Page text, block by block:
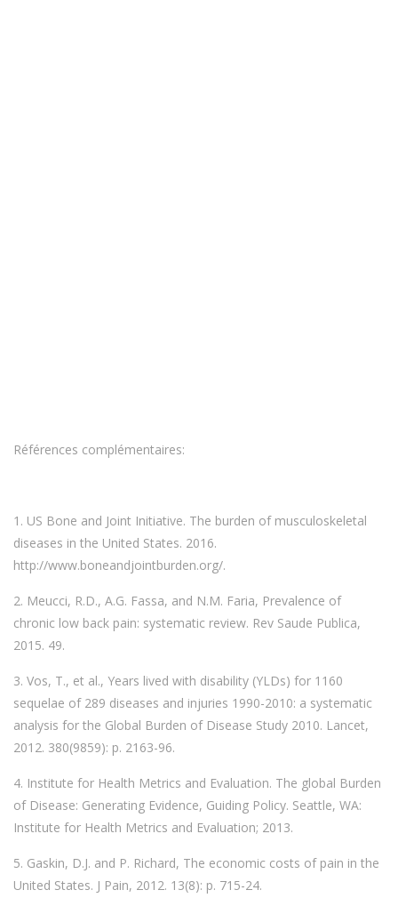
Références complémentaires:
1. US Bone and Joint Initiative. The burden of musculoskeletal
diseases in the United States. 2016.
http://www.boneandjointburden.org/.
2. Meucci, R.D., A.G. Fassa, and N.M. Faria, Prevalence of
chronic low back pain: systematic review. Rev Saude Publica,
2015. 49.
3. Vos, T., et al., Years lived with disability (YLDs) for 1160
sequelae of 289 diseases and injuries 1990-2010: a systematic
analysis for the Global Burden of Disease Study 2010. Lancet,
2012. 380(9859): p. 2163-96.
4. Institute for Health Metrics and Evaluation. The global Burden
of Disease: Generating Evidence, Guiding Policy. Seattle, WA:
Institute for Health Metrics and Evaluation; 2013.
5. Gaskin, D.J. and P. Richard, The economic costs of pain in the
United States. J Pain, 2012. 13(8): p. 715-24.